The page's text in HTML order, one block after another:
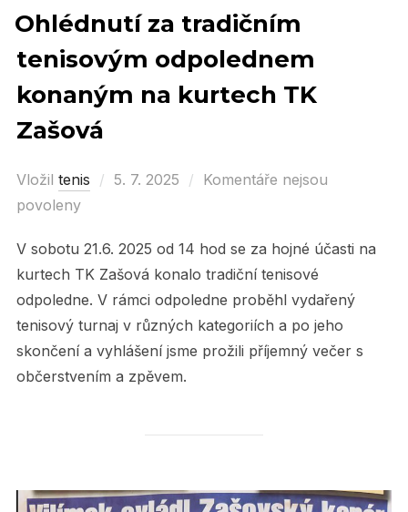
Ohlédnutí za tradičním
tenisovým odpolednem
konaným na kurtech TK
Zašová
Vložil tenis
Posted
5. 7. 2025
Komentáře nejsou
povoleny
V sobotu 21.6. 2025 od 14 hod se za hojné účasti na
kurtech TK Zašová konalo tradiční tenisové
odpoledne. V rámci odpoledne proběhl vydařený
tenisový turnaj v různých kategoriích a po jeho
skončení a vyhlášení jsme prožili příjemný večer s
občerstvením a zpěvem.